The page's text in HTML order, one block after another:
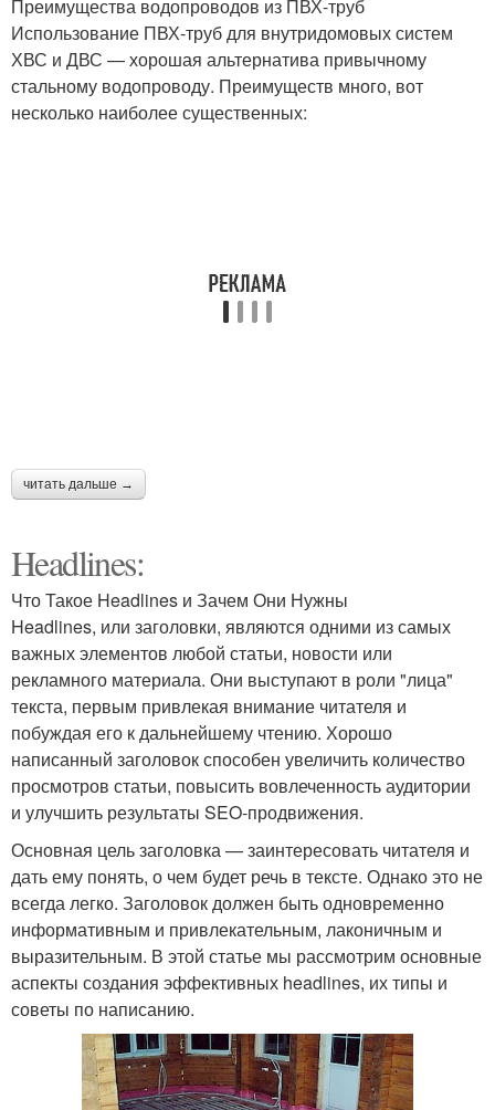
Преимущества водопроводов из ПВХ-труб
Использование ПВХ-труб для внутридомовых систем
ХВС и ДВС — хорошая альтернатива привычному
стальному водопроводу. Преимуществ много, вот
несколько наиболее существенных:
читать дальше →
Headlines:
Что Такое Headlines и Зачем Они Нужны
Headlines, или заголовки, являются одними из самых
важных элементов любой статьи, новости или
рекламного материала. Они выступают в роли "лица"
текста, первым привлекая внимание читателя и
побуждая его к дальнейшему чтению. Хорошо
написанный заголовок способен увеличить количество
просмотров статьи, повысить вовлеченность аудитории
и улучшить результаты SEO-продвижения.
Основная цель заголовка — заинтересовать читателя и
дать ему понять, о чем будет речь в тексте. Однако это не
всегда легко. Заголовок должен быть одновременно
информативным и привлекательным, лаконичным и
выразительным. В этой статье мы рассмотрим основные
аспекты создания эффективных headlines, их типы и
советы по написанию.